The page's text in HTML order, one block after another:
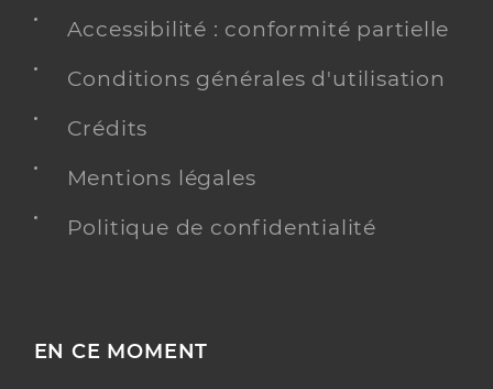
Accessibilité : conformité partielle
Conditions générales d'utilisation
Crédits
Mentions légales
Politique de confidentialité
EN CE MOMENT